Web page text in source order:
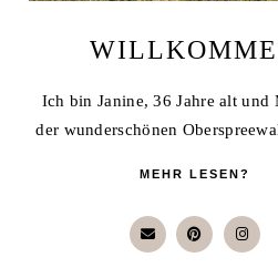
Ich bin Janine, 36 Jahre alt und
der wunderschönen
MEHR LESEN?